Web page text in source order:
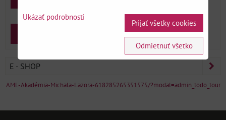
Zaregistrovať sa
E - SHOP
AML-Akadémia-Michala-Lazora-618285265351575/?modal=admin_todo_tour
Ukázať podrobnosti
Prijať všetky cookies
Odmietnuť všetko